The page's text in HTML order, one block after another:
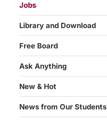
Jobs
Library and Download
Free Board
Ask Anything
New & Hot
News from Our Students